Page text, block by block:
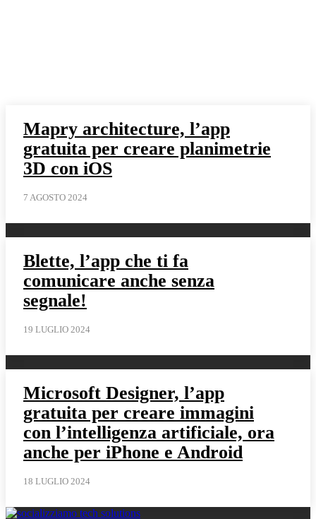
Mapry architecture, l’app
gratuita per creare planimetrie
3D con iOS
7 AGOSTO 2024
Blette, l’app che ti fa
comunicare anche senza
segnale!
19 LUGLIO 2024
Microsoft Designer, l’app
gratuita per creare immagini
con l’intelligenza artificiale, ora
anche per iPhone e Android
18 LUGLIO 2024